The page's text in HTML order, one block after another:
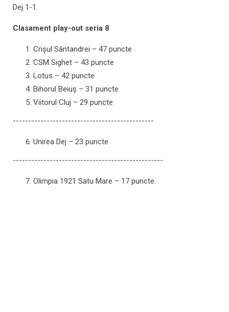
Dej 1-1.
Clasament play-out seria 8
Crişul Sântandrei – 47 puncte
CSM Sighet – 43 puncte
Lotus – 42 puncte
Bihorul Beiuş – 31 puncte
Viitorul Cluj – 29 puncte
----------------------------------------------
Unirea Dej – 23 puncte
-------------------------------------------------
Olimpia 1921 Satu Mare – 17 puncte.